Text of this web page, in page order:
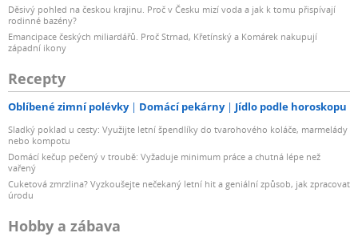
Děsivý pohled na českou krajinu. Proč v Česku mizí voda a jak k tomu přispívají
rodinné bazény?
Emancipace českých miliardářů. Proč Strnad, Křetínský a Komárek nakupují
západní ikony
Recepty
Oblíbené zimní polévky Domácí pekárny Jídlo podle horoskopu
Sladký poklad u cesty: Využijte letní špendlíky do tvarohového koláče, marmelády
nebo kompotu
Domácí kečup pečený v troubě: Vyžaduje minimum práce a chutná lépe než
vařený
Cuketová zmrzlina? Vyzkoušejte nečekaný letní hit a geniální způsob, jak zpracovat
úrodu
Hobby a zábava